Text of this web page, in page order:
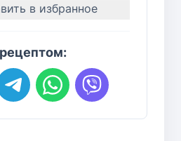
в избранное